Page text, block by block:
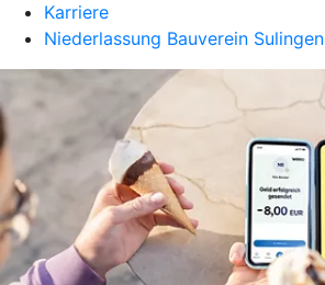
Karriere
Niederlassung Bauverein Sulingen